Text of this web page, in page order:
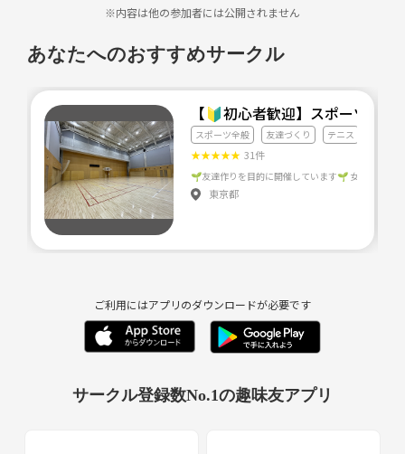
※内容は他の参加者には公開されません
あなたへのおすすめサークル
【🔰初心者歓迎】スポーツク
スポーツ全般 友達づくり テニス
★★★★★ 31件
東京都
ご利用にはアプリのダウンロードが必要です
サークル登録数No.1の趣味友アプリ